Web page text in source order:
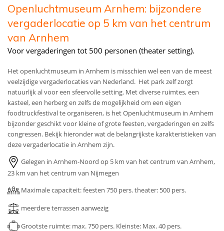
Openluchtmuseum Arnhem: bijzondere
vergaderlocatie op 5 km van het centrum
van Arnhem
Voor vergaderingen tot 500 personen (theater setting).
Het openluchtmuseum in Arnhem is misschien wel een van de meest
veelzijdige vergaderlocaties van Nederland. Het park zelf zorgt
natuurlijk al voor een sfeervolle setting. Met diverse ruimtes, een
kasteel, een herberg en zelfs de mogelijkheid om een eigen
foodtruckfestival te organiseren, is het Openluchtmuseum in Arnhem
bijzonder geschikt voor kleine of grote feesten, vergaderingen en zelfs
congressen. Bekijk hieronder wat de belangrijkste karakteristieken van
deze vergaderlocatie in Arnhem zijn.
Gelegen in Arnhem-Noord op 5 km van het centrum van Arnhem,
23 km van het centrum van Nijmegen
Maximale capaciteit: feesten 750 pers. theater: 500 pers.
meerdere terrassen aanwezig
Grootste ruimte: max. 750 pers. Kleinste: Max. 40 pers.